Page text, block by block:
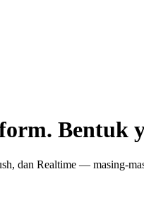
Bentuk
dan Realtime — masing-